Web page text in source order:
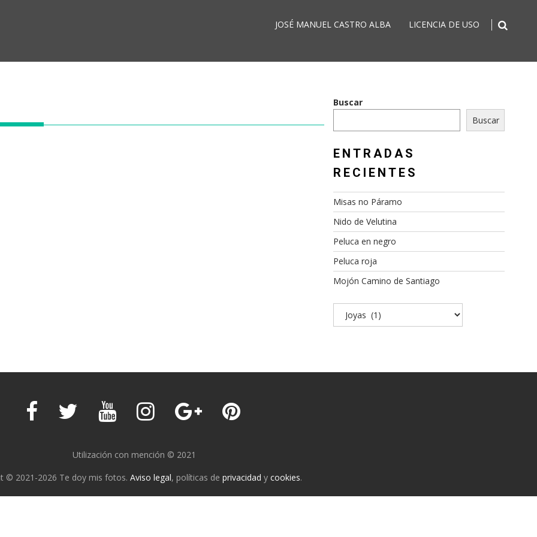
JOSÉ MANUEL CASTRO ALBA LICENCIA DE USO
Buscar
Buscar
ENTRADAS
RECIENTES
Misas no Páramo
Nido de Velutina
Peluca en negro
Peluca roja
Mojón Camino de Santiago
Utilización con mención © 2021
© 2021-2026 Te doy mis fotos. Aviso legal, políticas de privacidad y cookies.